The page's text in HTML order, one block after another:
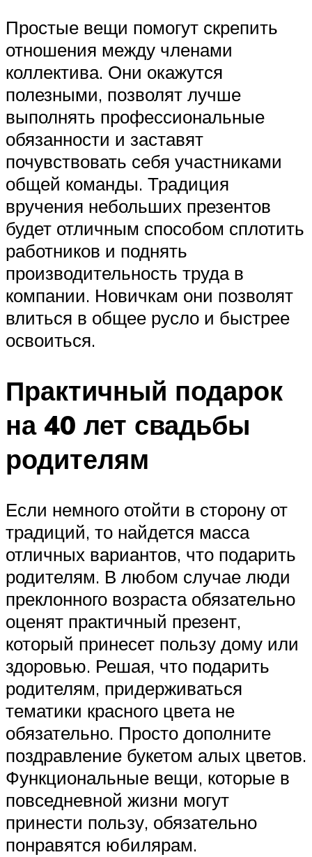
Простые вещи помогут скрепить
отношения между членами
коллектива. Они окажутся
полезными, позволят лучше
выполнять профессиональные
обязанности и заставят
почувствовать себя участниками
общей команды. Традиция
вручения небольших презентов
будет отличным способом сплотить
работников и поднять
производительность труда в
компании. Новичкам они позволят
влиться в общее русло и быстрее
освоиться.
Практичный подарок
на 40 лет свадьбы
родителям
Если немного отойти в сторону от
традиций, то найдется масса
отличных вариантов, что подарить
родителям. В любом случае люди
преклонного возраста обязательно
оценят практичный презент,
который принесет пользу дому или
здоровью. Решая, что подарить
родителям, придерживаться
тематики красного цвета не
обязательно. Просто дополните
поздравление букетом алых цветов.
Функциональные вещи, которые в
повседневной жизни могут
принести пользу, обязательно
понравятся юбилярам.